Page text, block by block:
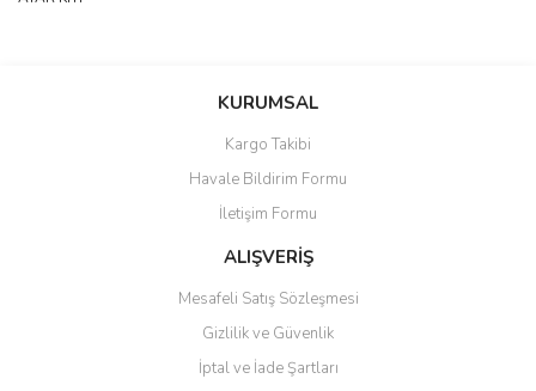
Bu ürüne ilk yorumu siz yapın!
Ürün resmi kalitesiz, bozuk veya görüntülenemiyor.
Ürün açıklamasında eksik bilgiler bulunuyor.
Ürün bilgilerinde hatalar bulunuyor.
KURUMSAL
Kargo Takibi
Havale Bildirim Formu
İletişim Formu
ALIŞVERİŞ
Mesafeli Satış Sözleşmesi
Gizlilik ve Güvenlik
İptal ve İade Şartları